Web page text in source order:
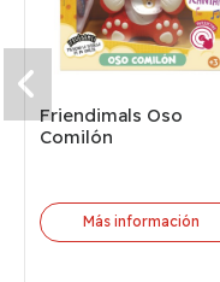
Friendimals Oso
Comilón
Más información